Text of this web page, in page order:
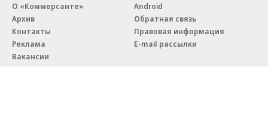
О «Коммерсанте»
Архив
Контакты
Реклама
Вакансии
Android
Обратная связь
Правовая информация
E-mail рассылки